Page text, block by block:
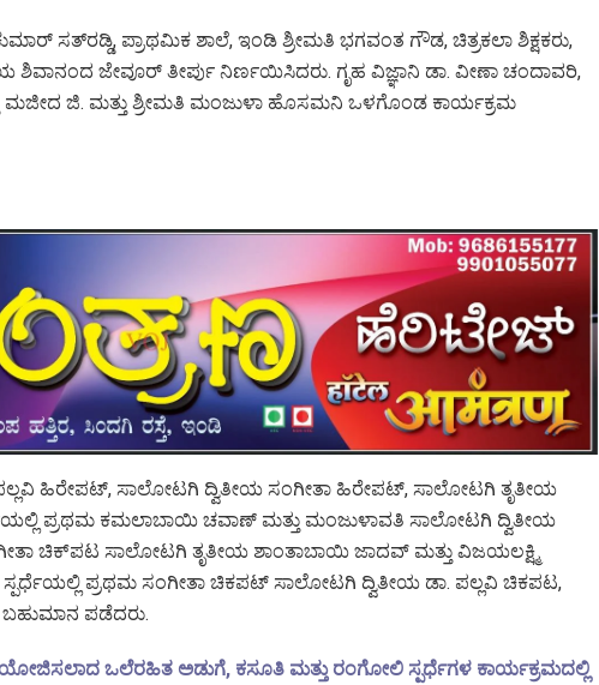
ಸತ್‌ರಡ್ಡಿ, ಪ್ರಾಥಮಿಕ ಶಾಲೆ, ಇಂಡಿ ಶ್ರೀಮತಿ ಭಗವಂತ ಗೌಡ, ಚಿತ್ರಕಲಾ ಶಿಕ್ಷಕರು,
ಶಿವಾನಂದ ಜೇವೂರ್ ತೀರ್ಪು ನಿರ್ಣಯಿಸಿದರು. ಗೃಹ ವಿಜ್ಞಾನಿ ಡಾ. ವೀಣಾ ಚಂದಾವರಿ,
ಜಿ. ಮತ್ತು ಶ್ರೀಮತಿ ಮಂಜುಳಾ ಹೊಸಮನಿ ಒಳಗೊಂಡ ಕಾರ್ಯಕ್ರಮ
ಹಿರೇಪಟ್, ಸಾಲೋಟಗಿ ದ್ವಿತೀಯ ಸಂಗೀತಾ ಹಿರೇಪಟ್, ಸಾಲೋಟಗಿ ತೃತೀಯ
ಪ್ರಥಮ ಕಮಲಾಬಾಯಿ ಚವಾಣ್ ಮತ್ತು ಮಂಜುಳಾವತಿ ಸಾಲೋಟಗಿ ದ್ವಿತೀಯ
ಚಿಕ್‌ಪಟ ಸಾಲೋಟಗಿ ತೃತೀಯ ಶಾಂತಾಬಾಯಿ ಜಾದವ್ ಮತ್ತು ವಿಜಯಲಕ್ಷ್ಮಿ
ಪ್ರಥಮ ಸಂಗೀತಾ ಚಿಕಪಟ್ ಸಾಲೋಟಗಿ ದ್ವಿತೀಯ ಡಾ. ಪಲ್ಲವಿ ಚಿಕಪಟ,
ಬಹುಮಾನ ಪಡೆದರು.
ಆಯೋಜಿಸಲಾದ ಒಲೆರಹಿತ ಅಡುಗೆ, ಕಸೂತಿ ಮತ್ತು ರಂಗೋಲಿ ಸ್ಪರ್ಧೆಗಳ ಕಾರ್ಯಕ್ರಮದಲ್ಲಿ